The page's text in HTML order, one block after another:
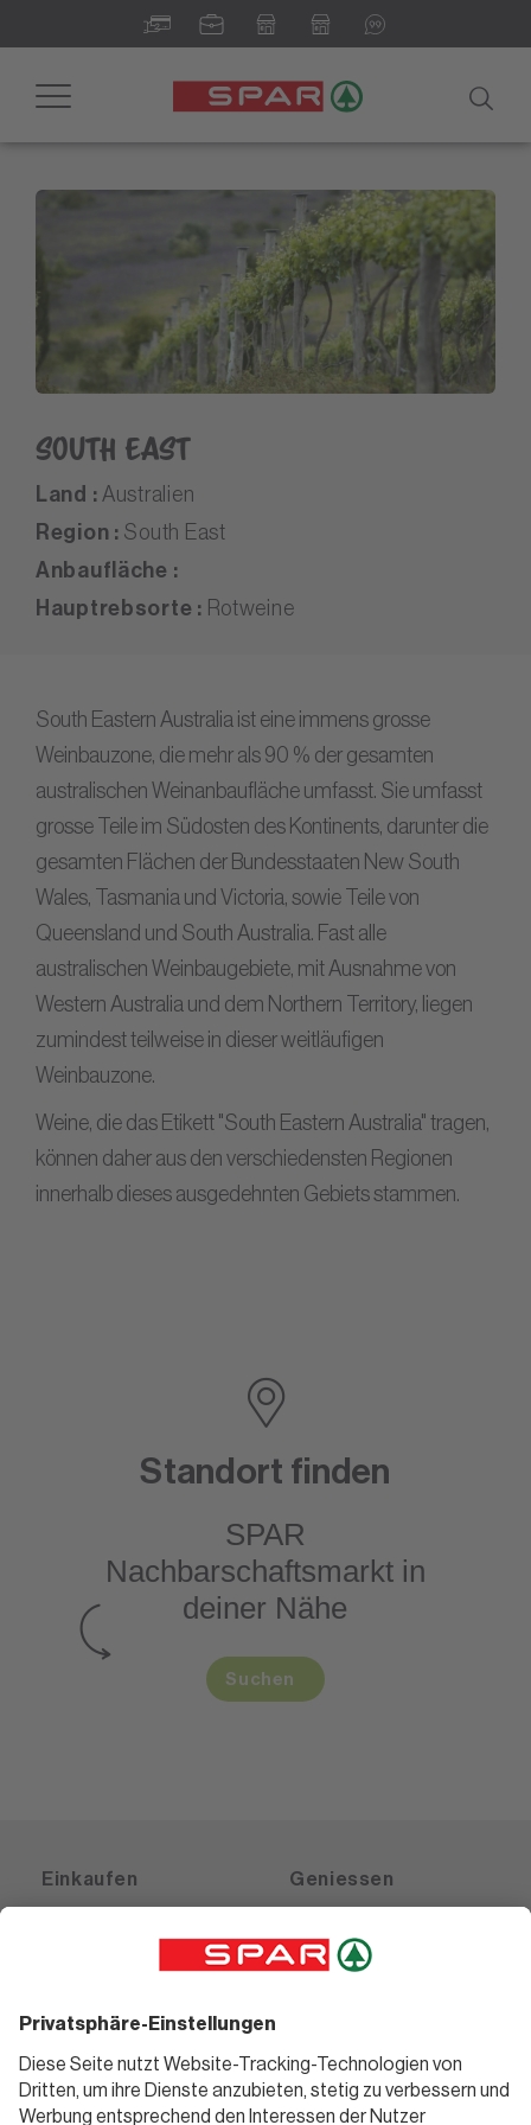
Toggle
South East
Land :Australien
Region : South East
Anbaufläche :
Hauptrebsorte : Rotweine
South Eastern Australia ist eine immens grosse
Weinbauzone, die mehr als 90 % der gesamten
australischen Weinanbaufläche umfasst. Sie umfasst
grosse Teile im Südosten des Kontinents, darunter die
gesamten Flächen der Bundesstaaten New South
Wales, Tasmania und Victoria, sowie Teile von
Queensland und South Australia. Fast alle
australischen Weinbaugebiete, mit Ausnahme von
Western Australia und dem Northern Territory, liegen
zumindest teilweise in dieser weitläufigen
Weinbauzone.
Weine, die das Etikett "South Eastern Australia" tragen,
können daher aus den verschiedensten Regionen
innerhalb dieses ausgedehnten Gebiets stammen.
Standort finden
SPAR
Nachbarschaftsmarktin
deiner Nähe
Suchen
Einkaufen
Gutscheine
Geniessen
Weinwelt
Bierwelt
Informieren Folge uns